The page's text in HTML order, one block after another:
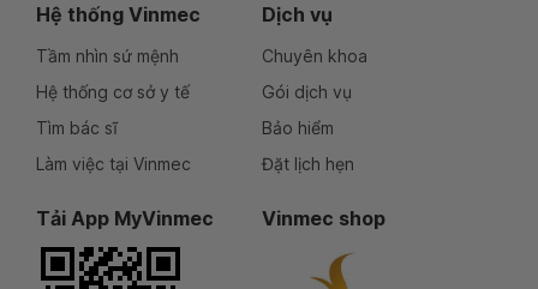
Hệ thống Vinmec
Tầm nhìn sứ mệnh
Hệ thống cơ sở y tế
Tìm bác sĩ
Làm việc tại Vinmec
Dịch vụ
Chuyên khoa
Gói dịch vụ
Bảo hiểm
Đặt lịch hẹn
Tải App MyVinmec Vinmec shop